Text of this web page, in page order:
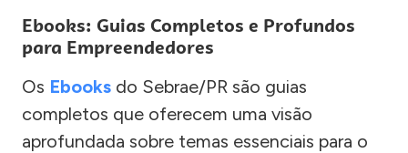
Ebooks: Guias Completos e Profundos
para Empreendedores
Os Ebooks do Sebrae/PR são guias
completos que oferecem uma visão
aprofundada sobre temas essenciais para o